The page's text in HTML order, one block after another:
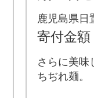
鹿児島県日
寄付金額
さらに美味
ちぢれ麺。